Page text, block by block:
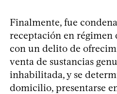
Finalmente, fue
receptación en régimen
con un delito de
venta de sustancias
inhabilitada, y se
domicilio, presentarse